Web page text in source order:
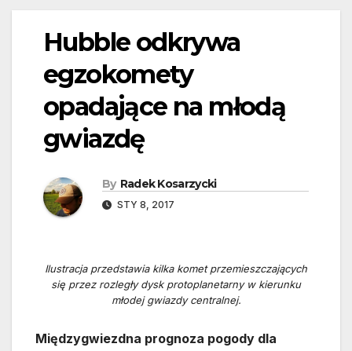
Hubble odkrywa
egzokomety
opadające na młodą
gwiazdę
By Radek Kosarzycki
STY 8, 2017
Ilustracja przedstawia kilka komet przemieszczających
się przez rozległy dysk protoplanetarny w kierunku
młodej gwiazdy centralnej.
Międzygwiezdna prognoza pogody dla